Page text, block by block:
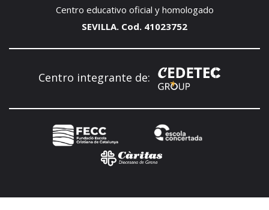
Centro educativo oficial y homologado
SEVILLA. Cod. 41023752
Centro integrante de: